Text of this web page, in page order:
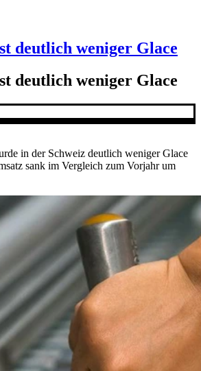
deutlich weniger Glace
deutlich weniger Glace
in der Schweiz deutlich weniger Glace
sank im Vergleich zum Vorjahr um